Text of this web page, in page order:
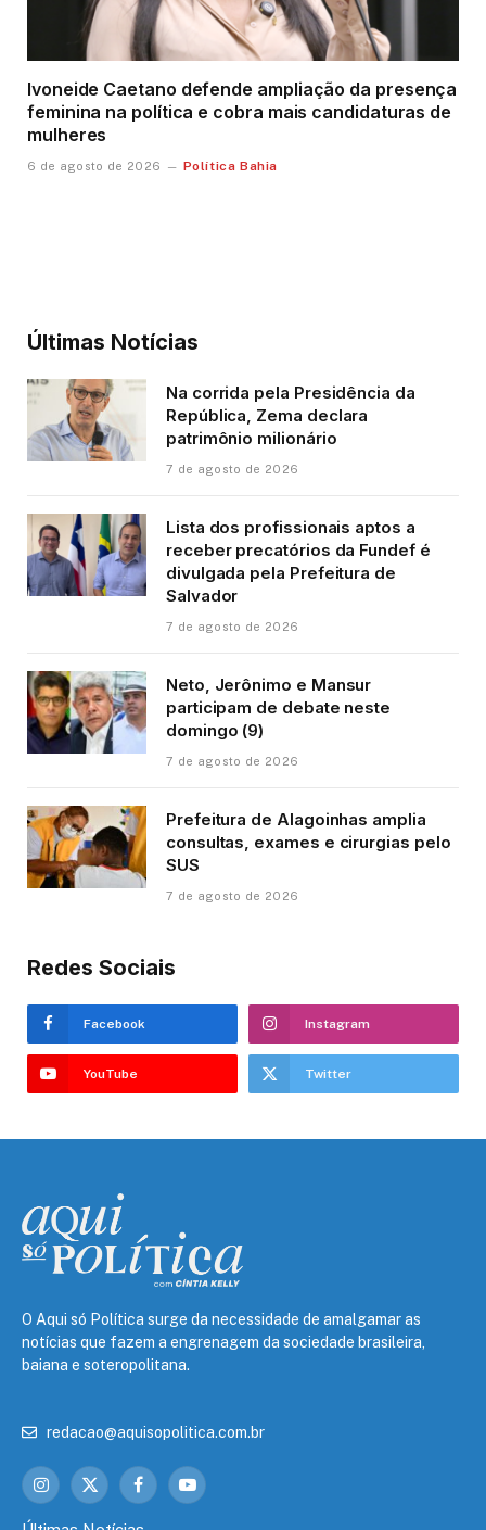
Ivoneide Caetano defende ampliação da presença
feminina na política e cobra mais candidaturas de
mulheres
6 de agosto de 2026 Política Bahia
Últimas Notícias
Na corrida pela Presidência da
República, Zema declara
patrimônio milionário
7 de agosto de 2026
Lista dos profissionais aptos a
receber precatórios da Fundef é
divulgada pela Prefeitura de
Salvador
7 de agosto de 2026
Neto, Jerônimo e Mansur
participam de debate neste
domingo (9)
7 de agosto de 2026
Prefeitura de Alagoinhas amplia
consultas, exames e cirurgias pelo
SUS
7 de agosto de 2026
Redes Sociais
Facebook Instagram
YouTube Twitter
O Aqui só Política surge da necessidade de amalgamar as
notícias que fazem a engrenagem da sociedade brasileira,
baiana e soteropolitana.
redacao@aquisopolitica.com.br
Instagram
X
FacebookYouTube